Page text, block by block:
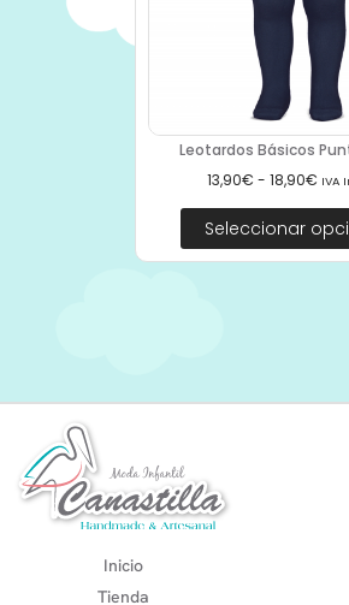
Leotardos Básicos
13,90€ - 18,90€ IVA
Seleccionar
Inicio
Tienda